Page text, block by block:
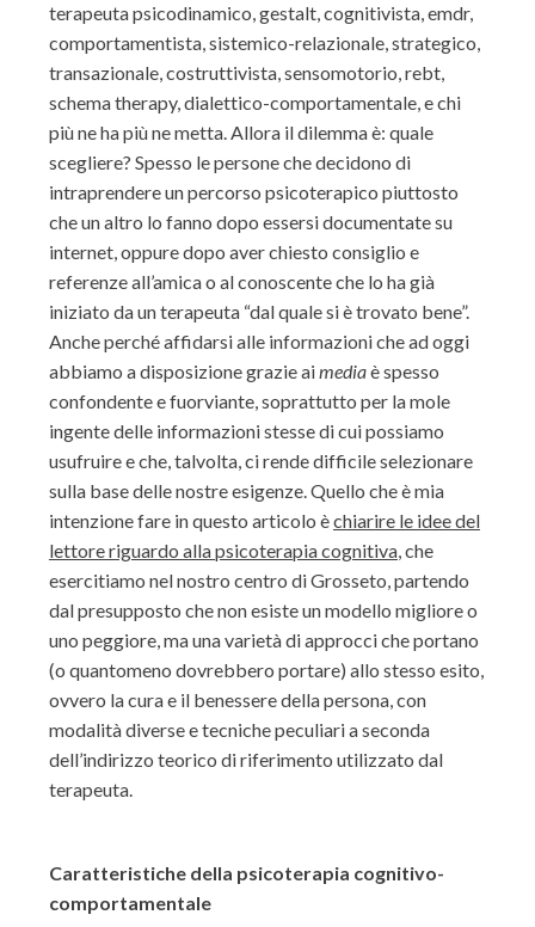
terapeuta psicodinamico, gestalt, cognitivista, emdr,
comportamentista, sistemico-relazionale, strategico,
transazionale, costruttivista, sensomotorio, rebt,
schema therapy, dialettico-comportamentale, e chi
più ne ha più ne metta. Allora il dilemma è: quale
scegliere? Spesso le persone che decidono di
intraprendere un percorso psicoterapico piuttosto
che un altro lo fanno dopo essersi documentate su
internet, oppure dopo aver chiesto consiglio e
referenze all’amica o al conoscente che lo ha già
iniziato da un terapeuta “dal quale si è trovato bene”.
Anche perché affidarsi alle informazioni che ad oggi
abbiamo a disposizione grazie aimediaè spesso
confondente e fuorviante, soprattutto per la mole
ingente delle informazioni stesse di cui possiamo
usufruire e che, talvolta, ci rende difficile selezionare
sulla base delle nostre esigenze. Quello che è mia
intenzione fare in questo articolo èchiarire le idee del
lettore riguardo alla psicoterapia cognitiva, che
esercitiamo nel nostro centro di Grosseto, partendo
dal presupposto che non esiste un modello migliore o
uno peggiore, ma una varietà di approcci che portano
(o quantomeno dovrebbero portare) allo stesso esito,
ovvero la cura e il benessere della persona, con
modalità diverse e tecniche peculiari a seconda
dell’indirizzo teorico di riferimento utilizzato dal
terapeuta.
Caratteristiche della psicoterapia cognitivo-
comportamentale